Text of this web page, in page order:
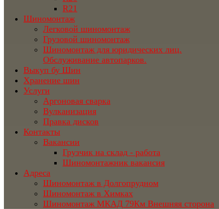
R21
Шиномонтаж
Легковой шиномонтаж
Грузовой шиномонтаж
Шиномонтаж для юридических лиц.
Обслуживание автопарков.
Выкуп бу Шин
Хранение шин
Услуги
Аргоновая сварка
Вулканизация
Правка дисков
Контакты
Вакансии
Грузчик на склад - работа
Шиномонтажник вакансия
Адреса
Шиномонтаж в Долгопрудном
Шиномонтаж в Химках
Шиномонтаж МКАД 79Км Внешняя сторона